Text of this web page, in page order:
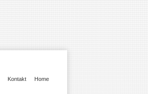
Home
Kontakt